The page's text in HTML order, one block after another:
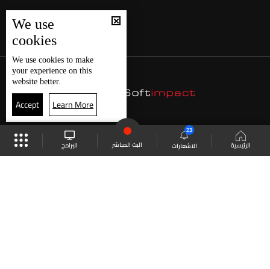
الرئيسية الاشعارات
23
البث المباشر البرامج
We use
cookies
We use cookies to make
your experience on this
website better.
Accept Learn More
موقع البرامج الجدول البث المباشر